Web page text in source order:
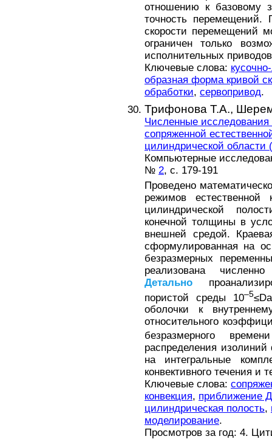
отношению к базовому
точность перемещений.
скорости перемещений
ограничен только
исполнительных
Ключевые слова:
образная форма кривой
обработки, сервопривод.
Трифонова Т.А.,
Численные
сопряженной
цилиндрической области (
Компьютерные
№ 2, с. 179-191
Проведено
режимов естественной
цилиндрической
конечной толщины в
внешней средой.
сформулированная на
безразмерных
реализована
Детально
пористой среды 10–5
оболочки к
относительного
безразмерного
распределения
на интегральные
конвективного течения и
Ключевые слова:
конвекция, приближение
цилиндрическая полость,
моделирование.
Просмотров за год: 4.